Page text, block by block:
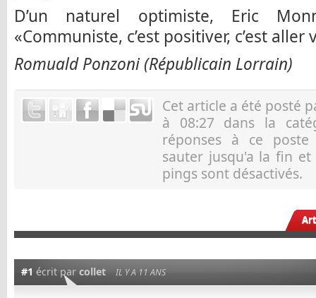
D’un naturel optimiste, Eric
«Communiste, c’est positiver, c’est
Romuald Ponzoni (Républicain Lorrain)
Cet article a été posté
à 08:27 dans la
réponses à ce
sauter jusqu'a la fin et
pings sont désactivés.
#1 écrit par collet IL Y A 11 ANS